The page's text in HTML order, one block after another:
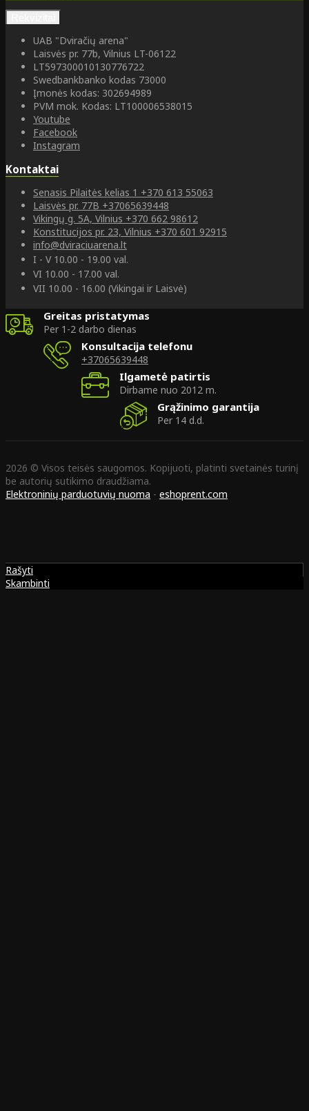
UAB "Dviračių arena"
Laisvės pr. 77b, Vilnius LT-06122
LT597300010130776722
Swedbankbanko kodas 73000
Įmonės kodas: 302694989
PVM mok. Kodas: LT100006538015
Youtube
Facebook
Instagram
Kontaktai
Senasis Pilaitės kelias 1 +370 613 55063
Laisvės pr. 77B +37065639448
Vikingų g. 5A, Vilnius +370 662 98612
Konstitucijos pr. 23, Vilnius +370 601 92915
info@dviraciuarena.lt
I - V 10.00 - 19.00 val.
VI 10.00 - 17.00 val.
VII 10.00 - 16.00 (Vikingai ir Laisvė)
Greitas pristatymas
Per 1-2 darbo dienas
Konsultacija telefonu
+37065639448
Ilgametė patirtis
Dirbame nuo 2012 m.
Grąžinimo garantija
Per 14 d.d.
2026 © Visos teisės saugomos. Kopijuoti, platinti svetainės turinį
be autorių sutikimo draudžiama.
Elektroninių parduotuvių nuoma - eshoprent.com
Rašyti
Skambinti